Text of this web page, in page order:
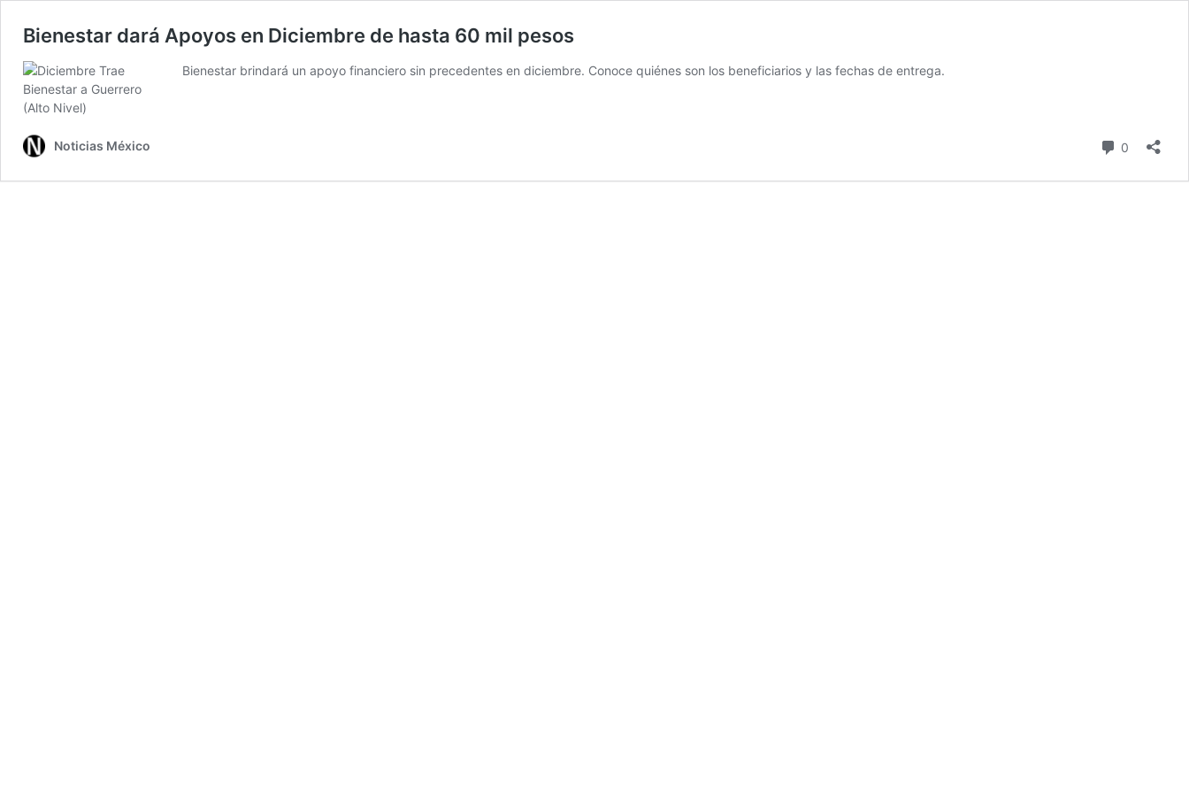
Bienestar dará Apoyos en Diciembre de hasta 60 mil pesos
Bienestar brindará un apoyo financiero sin precedentes en diciembre. Conoce quiénes son los beneficiarios y las fechas de entrega.
Noticias México 0